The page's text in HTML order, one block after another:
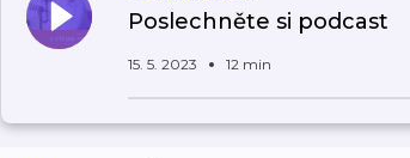
Poslechněte si podcast
15. 5. 2023 12 min